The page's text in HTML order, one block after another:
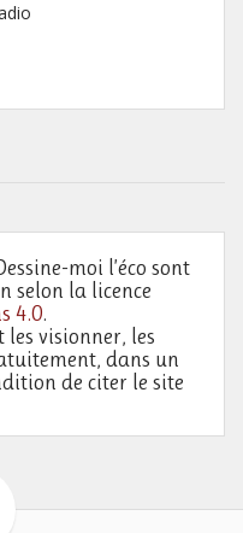
moi l’éco sont
selon la licence
4.0.
les visionner, les
dans un
de citer le site